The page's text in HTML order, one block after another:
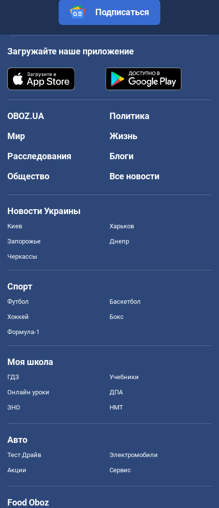
Подписаться
Загружайте наше приложение
OBOZ.UA
Политика
Мир
Жизнь
Расследования
Блоги
Общество
Все новости
Новости Украины
Киев Харьков
Запорожье Днепр
Черкассы
Спорт
Футбол Баскетбол
Хоккей Бокс
Формула-1
Моя школа
ГДЗ Учебники
Онлайн уроки ДПА
ЗНО НМТ
Авто
Тест Драйв Электромобили
Акции Сервис
Food Oboz